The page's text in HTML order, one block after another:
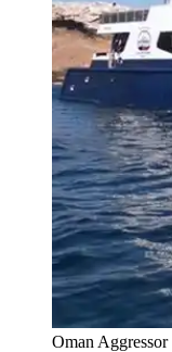
Oman Aggressor